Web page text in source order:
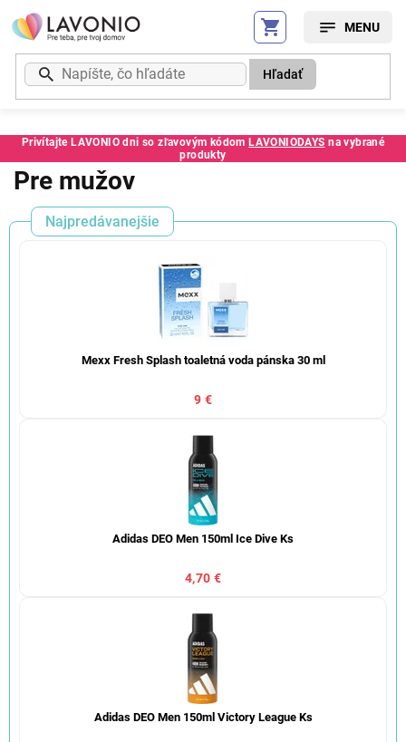
Prejsť
na
obsah
Privítajte LAVONIO dni so zľavovým kódom LAVONIODAYS na vybrané
produkty
Hľadať
Pre mužov
Najpredávanejšie
Mexx Fresh Splash toaletná voda pánska 30 ml
9 €
Adidas DEO Men 150ml Ice Dive Ks
4,70 €
Adidas DEO Men 150ml Victory League Ks